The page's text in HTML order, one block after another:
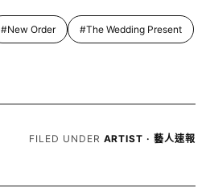
#New Order #The Wedding Present
FILED UNDER ARTIST · 藝人速報